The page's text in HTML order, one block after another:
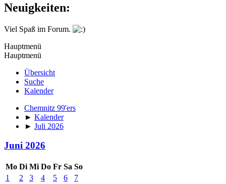
Neuigkeiten:
Viel Spaß im Forum.
Hauptmenü
Hauptmenü
Übersicht
Suche
Kalender
Chemnitz 99'ers
► Kalender
► Juli 2026
Juni 2026
Mo Di Mi Do Fr Sa So
1
2 3 4 5 6
7